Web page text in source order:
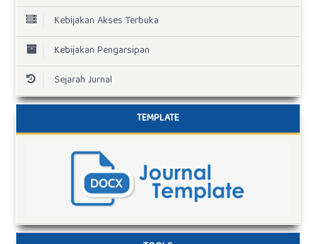
Kebijakan Akses Terbuka
Kebijakan Pengarsipan
Sejarah Jurnal
TEMPLATE